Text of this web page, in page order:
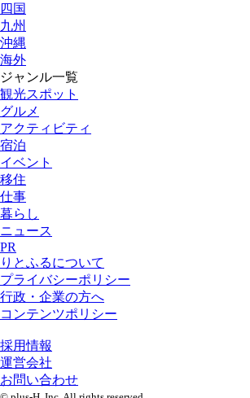
四国
九州
沖縄
海外
ジャンル一覧
観光スポット
グルメ
アクティビティ
宿泊
イベント
移住
仕事
暮らし
ニュース
PR
りとふるについて
プライバシーポリシー
行政・企業の方へ
コンテンツポリシー
採用情報
運営会社
お問い合わせ